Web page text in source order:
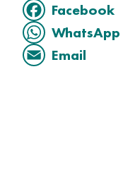
Facebook
WhatsApp
Email